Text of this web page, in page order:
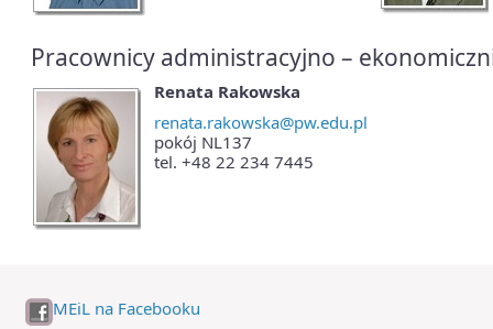
Pracownicy administracyjno –
Renata Rakowska
renata.rakowska@pw.edu.pl
pokój NL137
tel. +48 22 234 7445
MEiL na Facebooku